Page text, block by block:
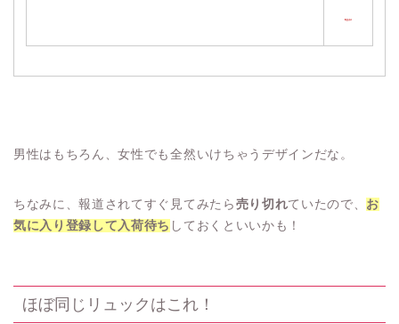
男性はもちろん、女性でも全然いけちゃうデザインだな。
ちなみに、報道されてすぐ見てみたら 売り切れていたので、 お
気に入り登録して入荷待ち しておくといいかも！
ほぼ同じリュックはこれ！